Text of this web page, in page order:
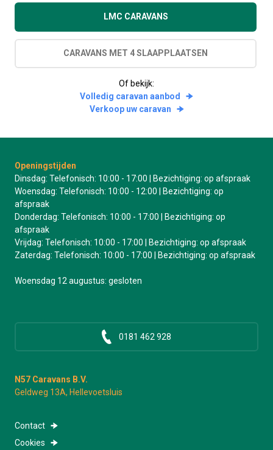
LMC CARAVANS
CARAVANS MET 4 SLAAPPLAATSEN
Of bekijk:
Volledig caravan aanbod
Verkoop uw caravan
Openingstijden
Dinsdag: Telefonisch: 10:00 - 17:00 | Bezichtiging: op afspraak
Woensdag: Telefonisch: 10:00 - 12:00 | Bezichtiging: op
afspraak
Donderdag: Telefonisch: 10:00 - 17:00 | Bezichtiging: op
afspraak
Vrijdag: Telefonisch: 10:00 - 17:00 | Bezichtiging: op afspraak
Zaterdag: Telefonisch: 10:00 - 17:00 | Bezichtiging: op afspraak
Woensdag 12 augustus: gesloten
0181 462 928
N57 Caravans B.V.
Geldweg 13A, Hellevoetsluis
Contact
Cookies